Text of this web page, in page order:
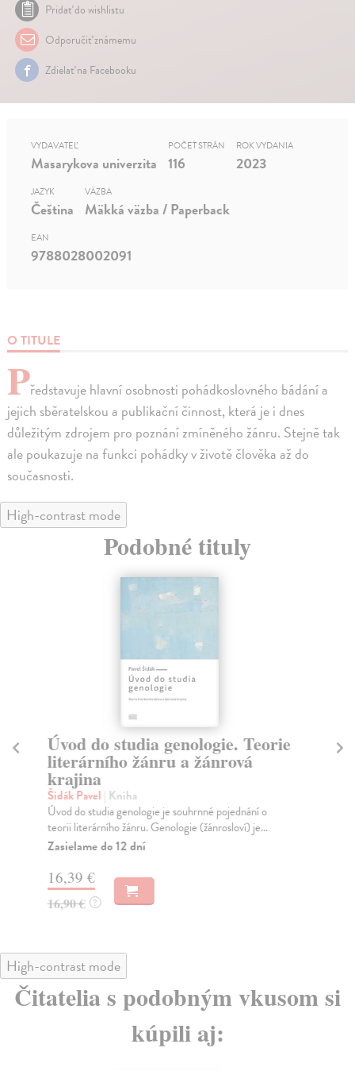
Pridať do wishlistu
Odporučiť známemu
Zdielať na Facebooku
O TITULE
Představuje hlavní osobnosti pohádkoslovného bádání a
jejich sběratelskou a publikační činnost, která je i dnes
důležitým zdrojem pro poznání zmíněného žánru. Stejně tak
ale poukazuje na funkci pohádky v životě člověka až do
současnosti.
VYDAVATEĽ
Masarykova univerzita
POČET STRÁN
116
ROK VYDANIA
2023
JAZYK
Čeština
VÄZBA
Mäkká väzba / Paperback
EAN
9788028002091
High-contrast mode
Podobné tituly
Úvod do studia genologie. Teorie
literárního žánru a žánrová
krajina
Šidák Pavel | Kniha
Úvod do studia genologie je souhrnné pojednání o
teorii literárního žánru. Genologie (žánrosloví) je...
Zasielame do 12 dní
16,39 €
16,90 € ?
High-contrast mode
Čitatelia s podobným vkusom si
kúpili aj: